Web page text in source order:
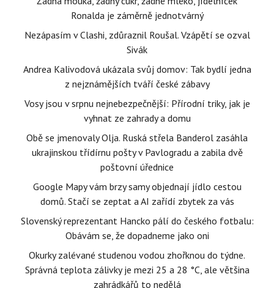
Ronalda je záměrně jednotvárný
Nezápasím v Clashi, zdůraznil Roušal. Vzápětí se ozval
Sivák
Andrea Kalivodová ukázala svůj domov: Tak bydlí jedna
z nejznámějších tváří české zábavy
Vosy jsou v srpnu nejnebezpečnější: Přírodní triky, jak je
vyhnat ze zahrady a domu
Obě se jmenovaly Olja. Ruská střela Banderol zasáhla
ukrajinskou třídírnu pošty v Pavlogradu a zabila dvě
poštovní úřednice
Google Mapy vám brzy samy objednají jídlo cestou
domů. Stačí se zeptat a AI zařídí zbytek za vás
Slovenský reprezentant Hancko pálí do českého fotbalu:
Obávám se, že dopadneme jako oni
Okurky zalévané studenou vodou zhořknou do týdne.
Správná teplota zálivky je mezi 25 a 28 °C, ale většina
zahrádkářů to nedělá